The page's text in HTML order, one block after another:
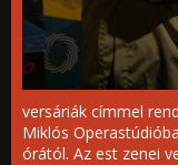
versáriák címmel
Miklós
órától. Az est zenei